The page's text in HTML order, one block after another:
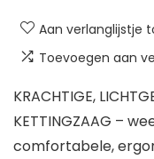
Aan verlanglijstje
Toevoegen aan
KRACHTIGE,
KETTINGZAAG –
comfortabele,